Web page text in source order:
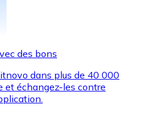
des bons
dans plus de 40 000
et échangez-les contre